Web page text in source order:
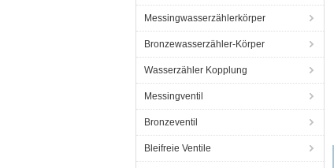
Messingwasserzählerkörper
Bronzewasserzähler-Körper
Wasserzähler Kopplung
Messingventil
Bronzeventil
Bleifreie Ventile